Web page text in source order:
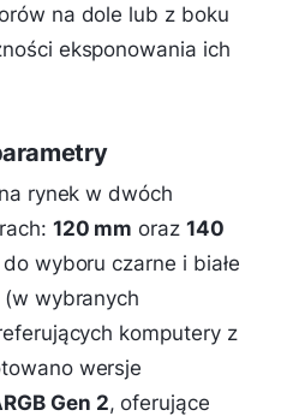
na dole lub z boku
eksponowania ich
rynek w dwóch
120 mm oraz140
wyboru czarne i białe
wybranych
komputery z
wersje
Gen 2, oferujące